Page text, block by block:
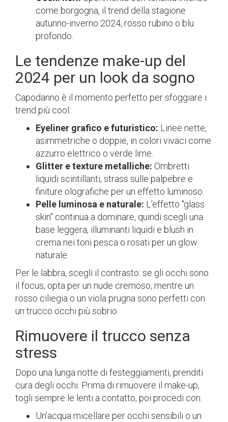
come borgogna, il trend della stagione
autunno-inverno 2024, rosso rubino o blu
profondo.
Le tendenze make-up del
2024 per un look da sogno
Capodanno è il momento perfetto per sfoggiare i
trend più cool:
Eyeliner grafico e futuristico: Linee nette,
asimmetriche o doppie, in colori vivaci come
azzurro elettrico o verde lime.
Glitter e texture metalliche: Ombretti
liquidi scintillanti, strass sulle palpebre e
finiture olografiche per un effetto luminoso.
Pelle luminosa e naturale: L’effetto "glass
skin" continua a dominare, quindi scegli una
base leggera, illuminanti liquidi e blush in
crema nei toni pesca o rosati per un glow
naturale.
Per le labbra, scegli il contrasto: se gli occhi sono
il focus, opta per un nude cremoso, mentre un
rosso ciliegia o un viola prugna sono perfetti con
un trucco occhi più sobrio.
Rimuovere il trucco senza
stress
Dopo una lunga notte di festeggiamenti, prenditi
cura degli occhi. Prima di rimuovere il make-up,
togli sempre le lenti a contatto, poi procedi con:
Un'acqua micellare per occhi sensibili o un